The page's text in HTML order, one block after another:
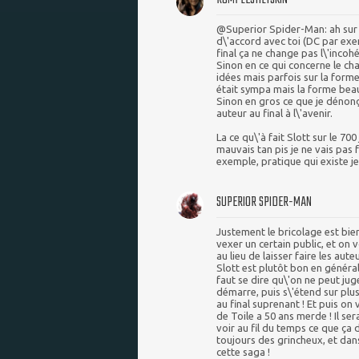
@Superior Spider-Man: ah
d\'accord avec toi (DC par
final ça ne change pas
Sinon en ce qui concerne le
idées mais parfois sur la
était sympa mais la forme
Sinon en gros ce que je
auteur au final à l\'avenir.
La ce qu\'à fait Slott sur le
mauvais tan pis je ne vais
exemple, pratique qui existe
SUPERIOR SPIDER-MAN
Justement le bricolage est
vexer un certain public, et on
au lieu de laisser faire les
Slott est plutôt bon en
faut se dire qu\'on ne peut
démarre, puis s\'étend sur
au final suprenant ! Et puis on
de Toile a 50 ans merde ! Il
voir au fil du temps ce que ça
toujours des grincheux, et
cette saga !